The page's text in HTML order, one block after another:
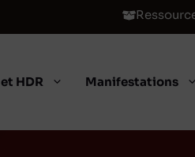
HDR Manifestations